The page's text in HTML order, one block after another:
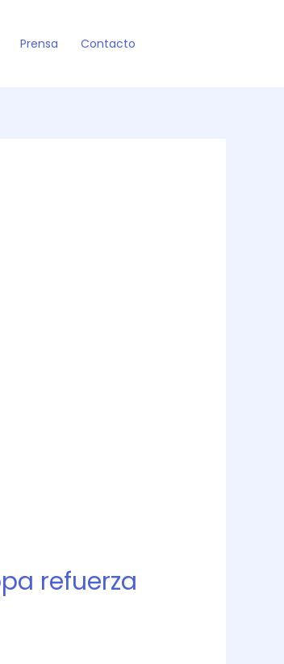
Prensa Contacto
refuerza